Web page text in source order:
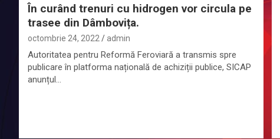
În curând trenuri cu hidrogen vor circula pe
trasee din Dâmbovița.
octombrie 24, 2022 admin
Autoritatea pentru Reformă Feroviară a transmis spre
publicare în platforma națională de achiziții publice, SICAP
anunțul…